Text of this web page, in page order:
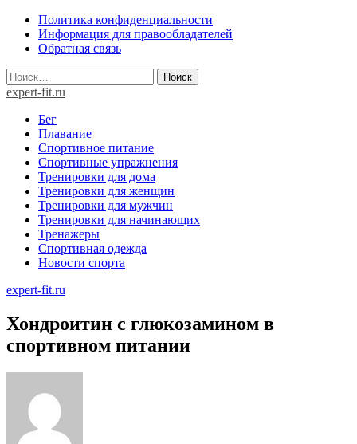
Skip
content
Политика конфиденциальности
Информация для правообладателей
Обратная связь
Найти:
expert-fit.ru
Бег
Плавание
Спортивное питание
Спортивные упражнения
Тренировки для дома
Тренировки для женщин
Тренировки для мужчин
Тренировки для начинающих
Тренажеры
Спортивная одежда
Новости спорта
expert-fit.ru
Хондроитин с глюкозамином в
спортивном питании